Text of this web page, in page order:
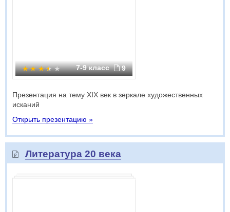
7-9 класс 9
Презентация на тему XIX век в зеркале художественных
исканий
Открыть презентацию »
Литература 20 века